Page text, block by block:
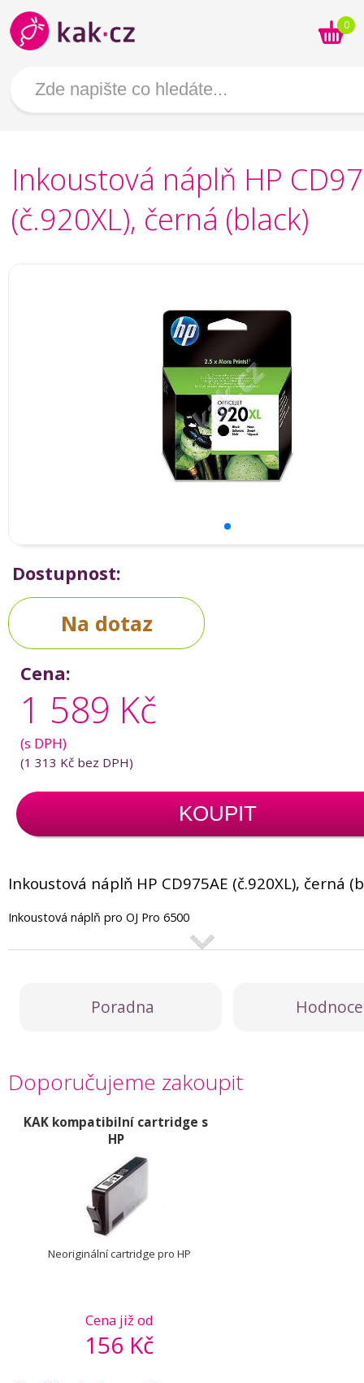
0
Inkoustová náplň HP
(č.920XL), černá (black)
Dostupnost:
Na dotaz
Cena:
1 589 Kč
(s DPH)
(1 313 Kč bez DPH)
KOUPIT
Inkoustová náplň HP CD975AE (č.920XL), černá
Inkoustová náplň pro OJ Pro 6500
Poradna
Doporučujeme zakoupit
KAK kompatibilní cartridge s
HP
Cena již od
156 Kč
Neoriginální cartridge pro HP